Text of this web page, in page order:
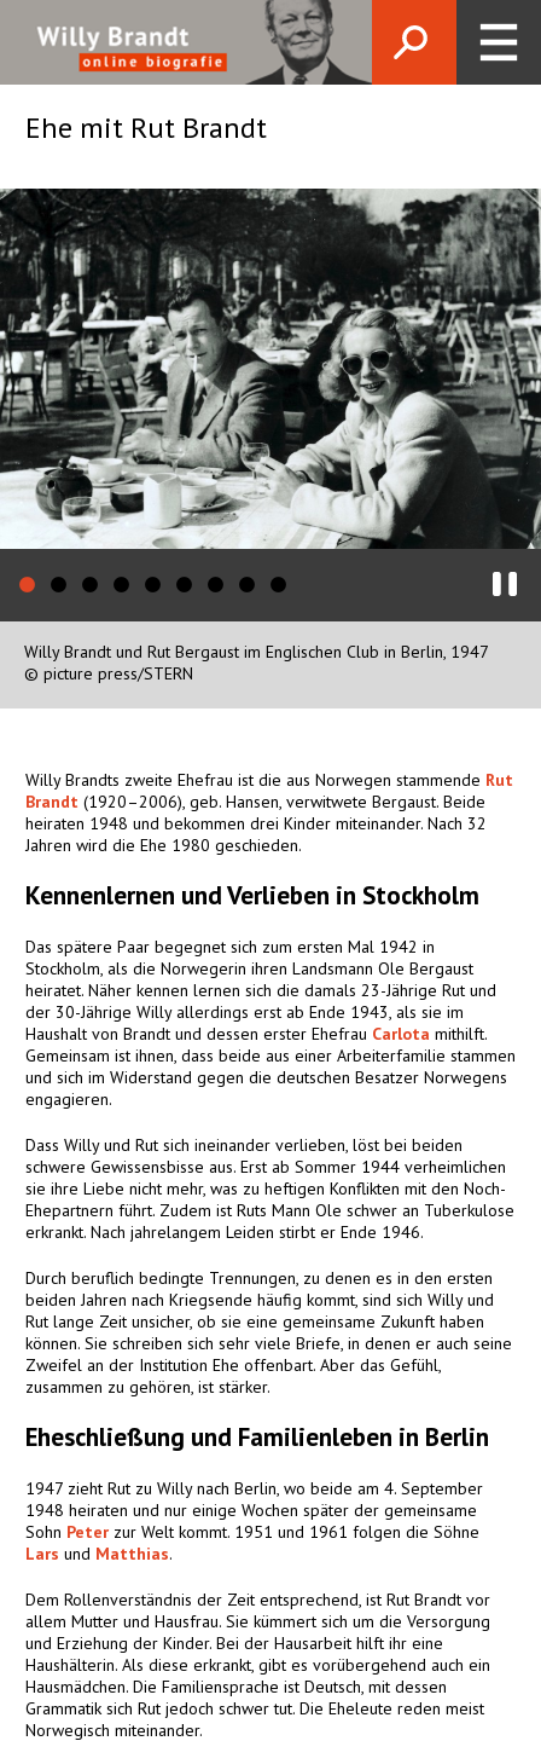
Ehe mit Rut Brandt
Willy Brandt und Rut Bergaust im Englischen Club in Berlin, 1947
© picture press/STERN
Willy Brandts zweite Ehefrau ist die aus Norwegen stammende Rut
Brandt (1920–2006), geb. Hansen, verwitwete Bergaust. Beide
heiraten 1948 und bekommen drei Kinder miteinander. Nach 32
Jahren wird die Ehe 1980 geschieden.
Kennenlernen und Verlieben in Stockholm
Das spätere Paar begegnet sich zum ersten Mal 1942 in
Stockholm, als die Norwegerin ihren Landsmann Ole Bergaust
heiratet. Näher kennen lernen sich die damals 23-Jährige Rut und
der 30-Jährige Willy allerdings erst ab Ende 1943, als sie im
Haushalt von Brandt und dessen erster Ehefrau Carlota mithilft.
Gemeinsam ist ihnen, dass beide aus einer Arbeiterfamilie stammen
und sich im Widerstand gegen die deutschen Besatzer Norwegens
engagieren.
Dass Willy und Rut sich ineinander verlieben, löst bei beiden
schwere Gewissensbisse aus. Erst ab Sommer 1944 verheimlichen
sie ihre Liebe nicht mehr, was zu heftigen Konflikten mit den Noch-
Ehepartnern führt. Zudem ist Ruts Mann Ole schwer an Tuberkulose
erkrankt. Nach jahrelangem Leiden stirbt er Ende 1946.
Durch beruflich bedingte Trennungen, zu denen es in den ersten
beiden Jahren nach Kriegsende häufig kommt, sind sich Willy und
Rut lange Zeit unsicher, ob sie eine gemeinsame Zukunft haben
können. Sie schreiben sich sehr viele Briefe, in denen er auch seine
Zweifel an der Institution Ehe offenbart. Aber das Gefühl,
zusammen zu gehören, ist stärker.
Eheschließung und Familienleben in Berlin
1947 zieht Rut zu Willy nach Berlin, wo beide am 4. September
1948 heiraten und nur einige Wochen später der gemeinsame
Sohn Peter zur Welt kommt. 1951 und 1961 folgen die Söhne
Lars und Matthias.
Dem Rollenverständnis der Zeit entsprechend, ist Rut Brandt vor
allem Mutter und Hausfrau. Sie kümmert sich um die Versorgung
und Erziehung der Kinder. Bei der Hausarbeit hilft ihr eine
Haushälterin. Als diese erkrankt, gibt es vorübergehend auch ein
Hausmädchen. Die Familiensprache ist Deutsch, mit dessen
Grammatik sich Rut jedoch schwer tut. Die Eheleute reden meist
Norwegisch miteinander.